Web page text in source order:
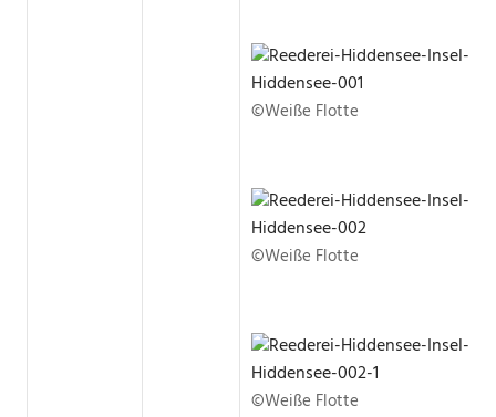
©Weiße Flotte
©Weiße Flotte
©Weiße Flotte